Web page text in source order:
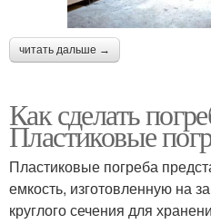
читать дальше →
Как сделать
Пластиковые
Пластиковые погреба
емкость, изготовленную на
круглого сечения для